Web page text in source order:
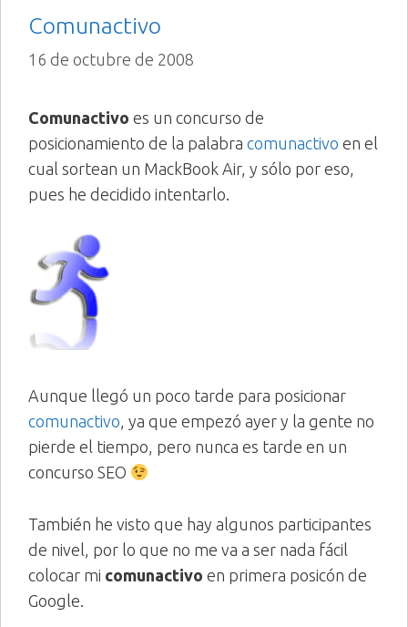
Comunactivo
16 de octubre de 2008
Comunactivo es un concurso de
posicionamiento de la palabra comunactivo en el
cual sortean un MackBook Air, y sólo por eso,
pues he decidido intentarlo.
Aunque llegó un poco tarde para posicionar
comunactivo , ya que empezó ayer y la gente no
pierde el tiempo, pero nunca es tarde en un
concurso SEO
También he visto que hay algunos participantes
de nivel, por lo que no me va a ser nada fácil
colocar mi comunactivo en primera posicón de
Google.